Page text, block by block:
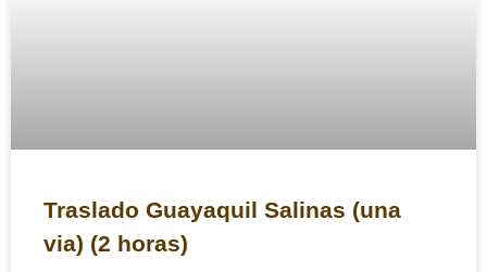
Traslado Guayaquil Salinas (una
via) (2 horas)